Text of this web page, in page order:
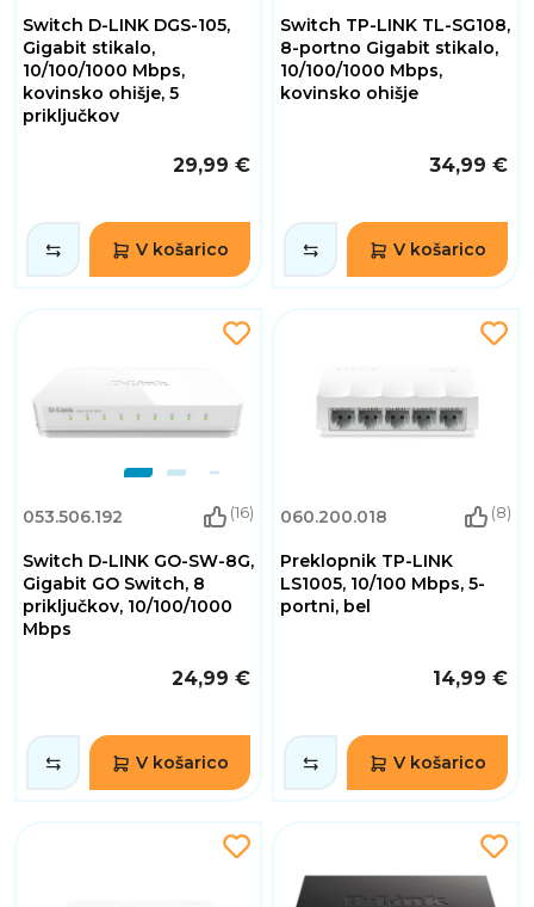
Switch D-LINK DGS-105,
Gigabit stikalo,
10/100/1000 Mbps,
kovinsko ohišje, 5
priključkov
29,99 €
V košarico
Switch TP-LINK TL-SG108,
8-portno Gigabit stikalo,
10/100/1000 Mbps,
kovinsko ohišje
34,99 €
V košarico
053.506.192 (16)
Switch D-LINK GO-SW-8G,
Gigabit GO Switch, 8
priključkov, 10/100/1000
Mbps
24,99 €
V košarico
060.200.018 (8)
Preklopnik TP-LINK
LS1005, 10/100 Mbps, 5-
portni, bel
14,99 €
V košarico